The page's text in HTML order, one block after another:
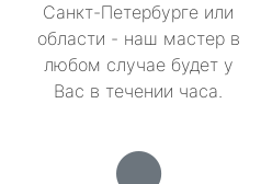
Санкт-Петербурге или
области - наш мастер в
любом случае будет у
Вас в течении часа.